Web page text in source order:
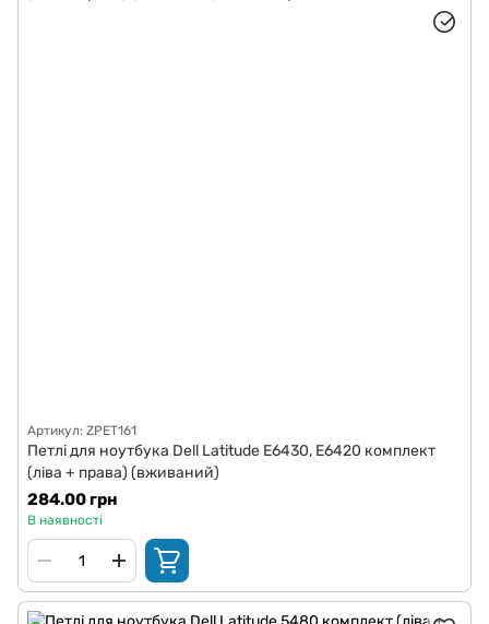
Артикул: ZPET161
Петлі для ноутбука Dell Latitude E6430, E6420 комплект
(ліва + права) (вживаний)
284.00 грн
В наявності